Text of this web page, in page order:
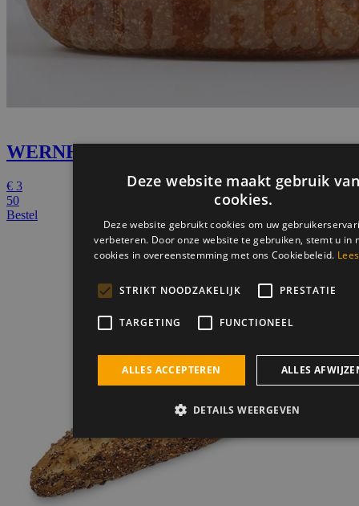
WERNHOUTS DESEM WIT
€ 3
50
Bestel